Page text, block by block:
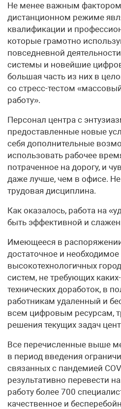
Не менее важным
дистанционном режиме
квалификации и
которые грамотно
повседневной
системы и новейшие
большая часть из них в
со стресс-тестом
работу».
Персонал центра с
предоставленные новые
себя дополнительные
использовать рабочее
потраченное на дорогу, и
даже лучше, чем в офисе.
трудовая дисциплина.
Как оказалось, работа на
быть эффективной и
Имеющееся в
достаточное и необходимое
высокотехнологичных
систем, не требующих
технических доработок, в
работникам удаленный и
всем цифровым ресурсам,
решения текущих задач
Все перечисленные выше
в период введения
связанных с пандемией
результативно перевести
работу более 700
качественное и